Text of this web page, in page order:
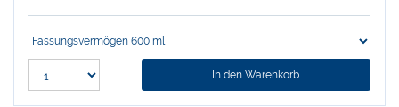
In den Warenkorb